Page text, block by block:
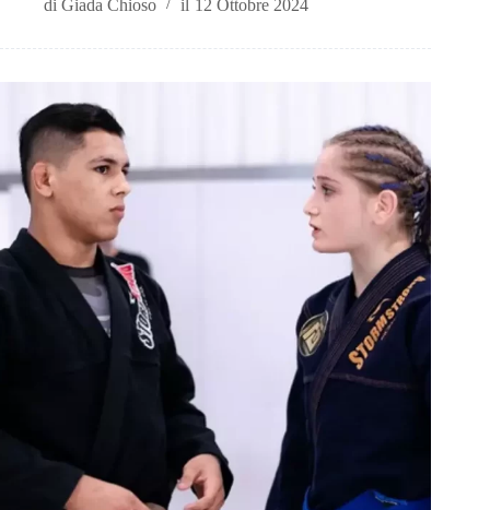
di Giada Chioso il 12 Ottobre 2024